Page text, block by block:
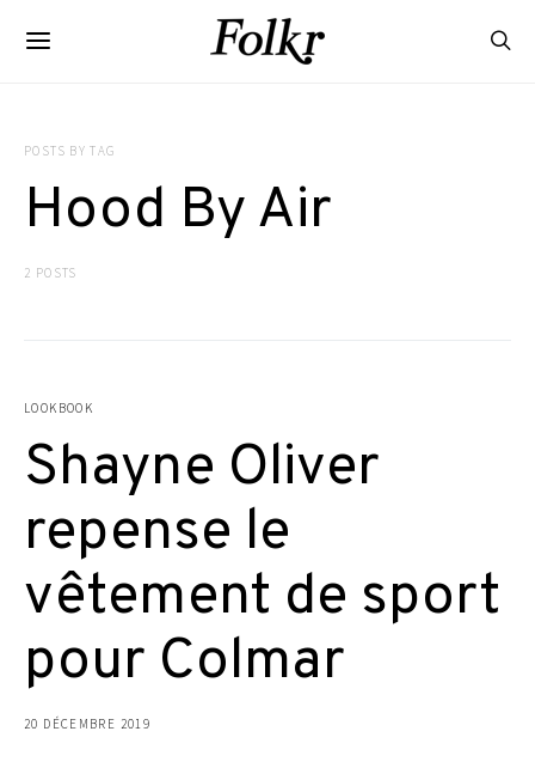
POSTS BY TAG
Hood By Air
2 POSTS
LOOKBOOK
Shayne Oliver
repense le
vêtement de sport
pour Colmar
20 DÉCEMBRE 2019